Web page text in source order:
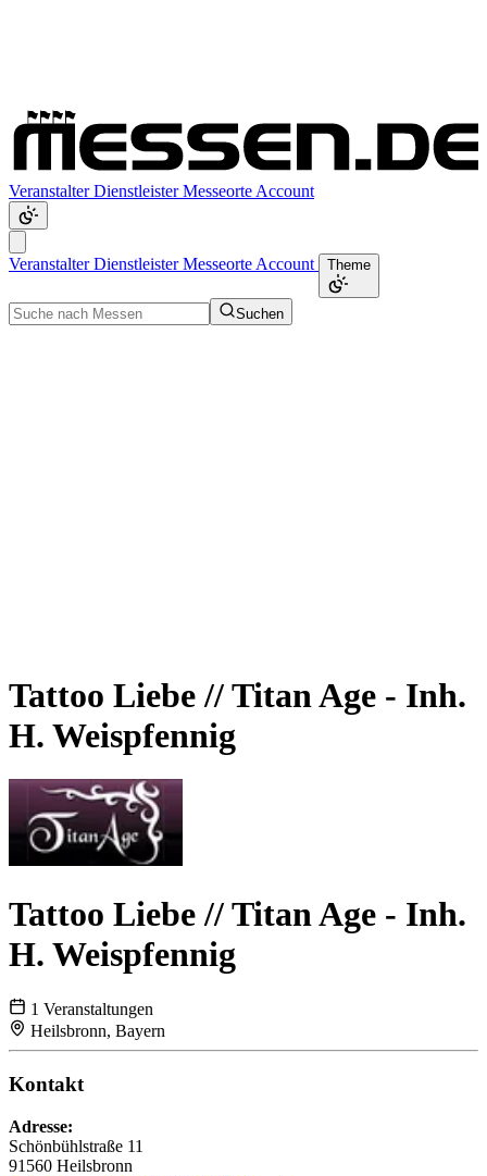
VeranstalterDienstleisterMesseorte Account
VeranstalterDienstleisterMesseorte Account Theme
Suchen
Tattoo Liebe // Titan Age - Inh.
H. Weispfennig
Tattoo Liebe // Titan Age - Inh.
H. Weispfennig
1 Veranstaltungen
Heilsbronn, Bayern
Kontakt
Adresse:
Schönbühlstraße 11
91560 Heilsbronn